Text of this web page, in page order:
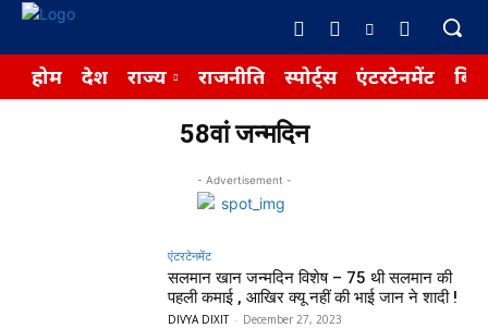
होम देश राज्य राजनीति स्पोर्ट्स एंटरटेनमेंट
58वां जन्मदिन
- Advertisement -
एंटरटेनमेंट
सलमान खान जन्मदिन विशेष – ₹75 थी सलमान की
पहली कमाई , आखिर क्यू नहीं की भाई जान ने शादी !
DIVYA DIXIT - December 27, 2023